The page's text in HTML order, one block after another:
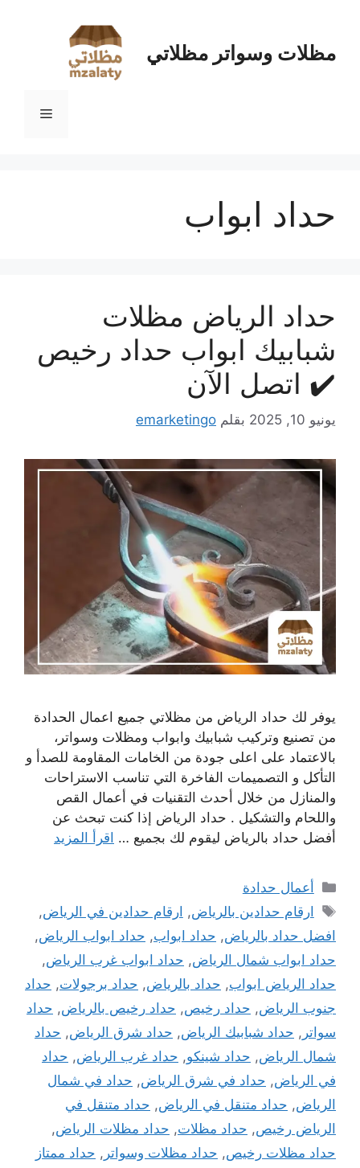
المحتوىمظلات وسواتر مظلاتي
القائمة
حداد ابواب
حداد الرياض مظلات
شبابيك ابواب حداد رخيص
✔️ اتصل الآن
يونيو 10, 2025 بقلم emarketingo
يوفر لك حداد الرياض من مظلاتي جميع اعمال الحدادة
من تصنيع وتركيب شبابيك وابواب ومظلات وسواتر،
بالاعتماد على اعلى جودة من الخامات المقاومة للصدأ و
التأكل و التصميمات الفاخرة التي تناسب الاستراحات
والمنازل من خلال أحدث التقنيات في أعمال القص
واللحام والتشكيل . حداد الرياض إذا كنت تبحث عن
أفضل حداد بالرياض ليقوم لك بجميع … اقرأ المزيد
التصنيفات
أعمال حدادة
الوسوم
ارقام حدادين بالرياض, ارقام حدادين في الرياض,
افضل حداد بالرياض, حداد ابواب, حداد ابواب الرياض,
حداد ابواب شمال الرياض, حداد ابواب غرب الرياض,
حداد الرياض ابواب, حداد بالرياض, حداد برجولات, حداد
جنوب الرياض, حداد رخيص, حداد رخيص بالرياض, حداد
سواتر , حداد شبابيك الرياض, حداد شرق الرياض, حداد
شمال الرياض, حداد شينكو, حداد غرب الرياض, حداد
في الرياض, حداد في شرق الرياض, حداد في شمال
الرياض, حداد متنقل في الرياض, حداد متنقل في
الرياض رخيص, حداد مظلات, حداد مظلات الرياض,
حداد مظلات رخيص, حداد مظلات وسواتر , حداد ممتاز